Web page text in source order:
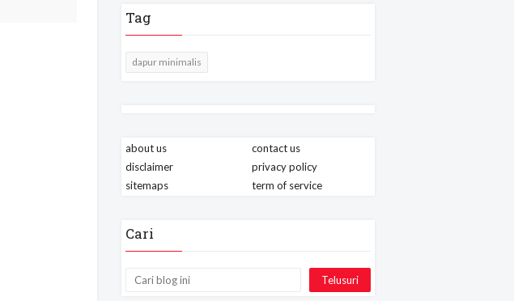
Tag
dapur minimalis
about us
contact us
disclaimer
privacy policy
sitemaps
term of service
Cari